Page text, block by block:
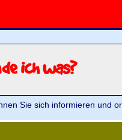
ich was?
Sie sich informieren und